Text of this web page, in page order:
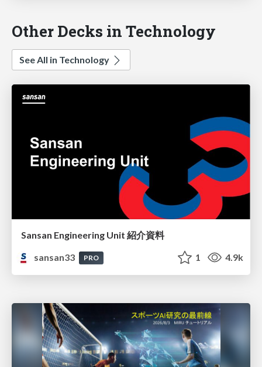
Other Decks in Technology
See All in Technology
Sansan Engineering Unit 紹介資料
sansan33
PRO 1 4.9k